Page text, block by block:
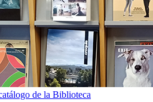
de la Biblioteca